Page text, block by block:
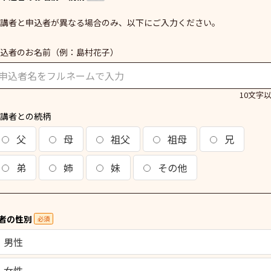
者と申込者が異なる場合のみ、以下にご入力ください。
者のお名前 （例：島村花子）
10文字
者との続柄
父 母 祖父 祖母
兄
弟
姉 妹 その他
の性別 必須
男性